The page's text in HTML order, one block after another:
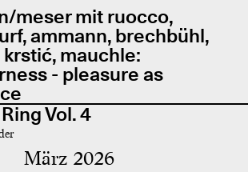
meser mit ruocco,
ammann, brechbühl,
mauchle:
- pleasure as
Vol. 4
März 2026